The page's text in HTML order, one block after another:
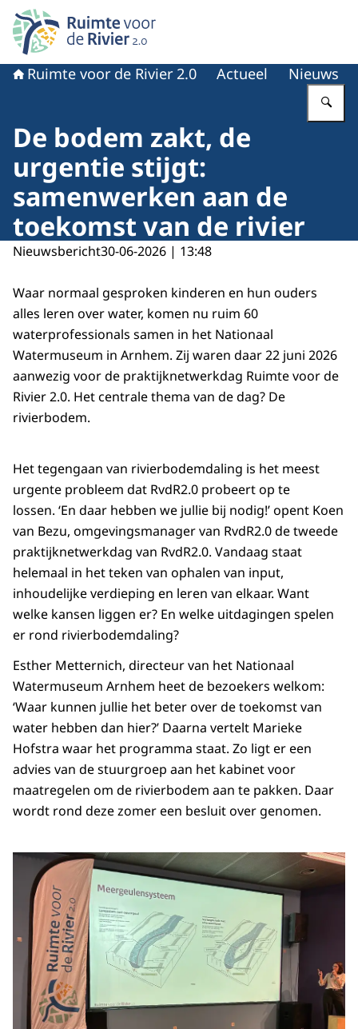
Naar de homepage van Ruimte voor de rivier 2.0
Ruimte voor de Rivier 2.0 Actueel Nieuws
De bodem zakt, de
urgentie stijgt:
samenwerken aan de
toekomst van de rivier
Nieuwsbericht30-06-2026 | 13:48
Waar normaal gesproken kinderen en hun ouders
alles leren over water, komen nu ruim 60
waterprofessionals samen in het Nationaal
Watermuseum in Arnhem. Zij waren daar 22 juni 2026
aanwezig voor de praktijknetwerkdag Ruimte voor de
Rivier 2.0. Het centrale thema van de dag? De
rivierbodem.
Het tegengaan van rivierbodemdaling is het meest
urgente probleem dat RvdR2.0 probeert op te
lossen. ‘En daar hebben we jullie bij nodig!’ opent Koen
van Bezu, omgevingsmanager van RvdR2.0 de tweede
praktijknetwerkdag van RvdR2.0. Vandaag staat
helemaal in het teken van ophalen van input,
inhoudelijke verdieping en leren van elkaar. Want
welke kansen liggen er? En welke uitdagingen spelen
er rond rivierbodemdaling?
Esther Metternich, directeur van het Nationaal
Watermuseum Arnhem heet de bezoekers welkom:
‘Waar kunnen jullie het beter over de toekomst van
water hebben dan hier?’ Daarna vertelt Marieke
Hofstra waar het programma staat. Zo ligt er een
advies van de stuurgroep aan het kabinet voor
maatregelen om de rivierbodem aan te pakken. Daar
wordt rond deze zomer een besluit over genomen.